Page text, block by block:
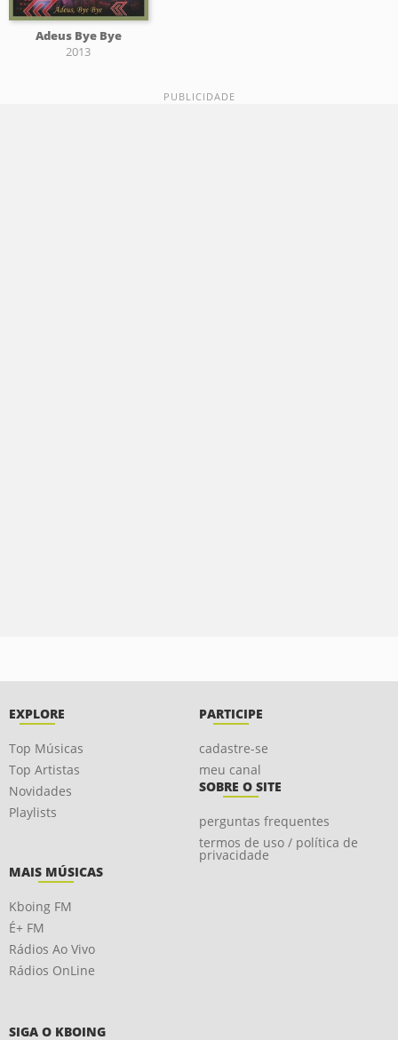
Adeus Bye Bye
2013
EXPLORE
Top Músicas
Top Artistas
Novidades
Playlists
PARTICIPE
cadastre-se
meu canal
SOBRE O SITE
perguntas frequentes
termos de uso / política de
privacidade
MAIS MÚSICAS
Kboing FM
É+ FM
Rádios Ao Vivo
Rádios OnLine
SIGA O KBOING